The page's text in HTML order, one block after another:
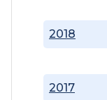
2017
2018